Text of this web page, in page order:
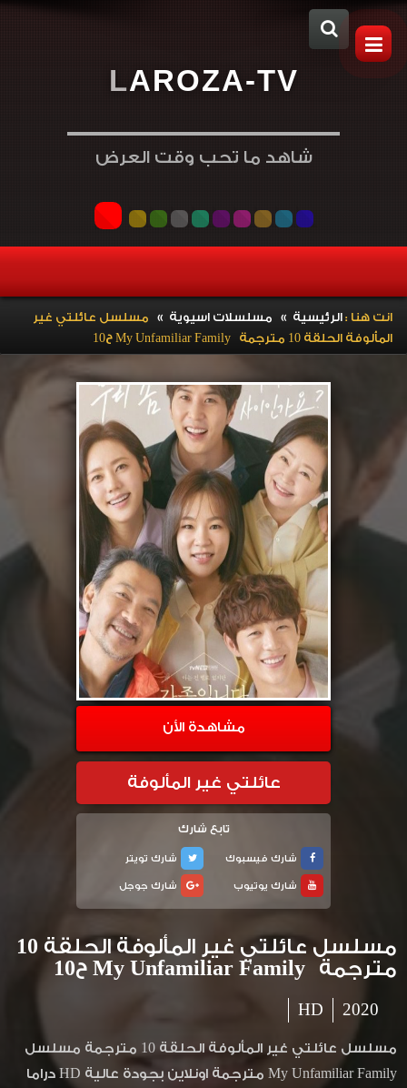
LAROZA-TV
شاهد ما تحب وقت العرض
انت هنا :الرئيسية » مسلسلات اسيوية » مسلسل عائلتي غير
المألوفة الحلقة 10 مترجمة My Unfamiliar Family ح10
مشاهدة الأن
عائلتي غير المألوفة
تابع شارك
شارك فيسبوك
شارك تويتر
شارك يوتيوب
شارك جوجل
مسلسل عائلتي غير المألوفة الحلقة 10
مترجمة My Unfamiliar Family ح10
2020
HD
مسلسل عائلتي غير المألوفة الحلقة 10 مترجمة مسلسل
My Unfamiliar Family مترجمة اونلاين بجودة عالية HD دراما